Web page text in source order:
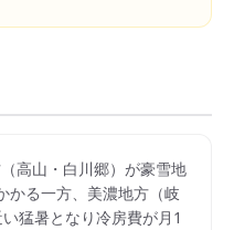
高山・白川郷）が豪雪地
かる一方、美濃地方（岐
猛暑となり冷房費が月1